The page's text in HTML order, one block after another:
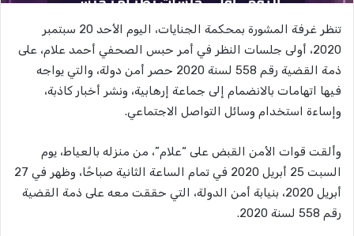
تنظر غرفة المشورة بمحكمة الجنايات، اليوم الأحد 20 سبتمبر
2020، أولى جلسات النظر في أمر حبس الصحفي أحمد علام، على
ذمة القضية رقم 558 لسنة 2020 حصر أمن دولة، والتي يواجه
فيها اتهامات بالانضمام إلى جماعة إرهابية، ونشر أخبار كاذبة،
وإساءة استخدام وسائل التواصل الاجتماعي.
وألقت قوات الأمن القبض على “علام”، من منزله بالعياط، يوم
السبت 25 أبريل 2020 في تمام الساعة الثانية صباحًا، وظهر في 27
أبريل 2020، بنيابة أمن الدولة، التي حققت معه على ذمة القضية
رقم 558 لسنة 2020.